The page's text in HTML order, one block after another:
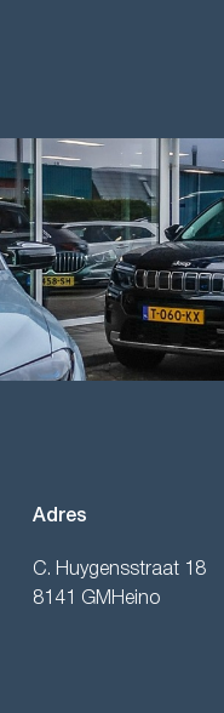
Adres
C. Huygensstraat 18
8141 GMHeino